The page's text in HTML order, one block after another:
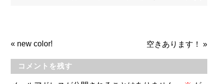
« new color! 空きあります！ »
コメントを残す